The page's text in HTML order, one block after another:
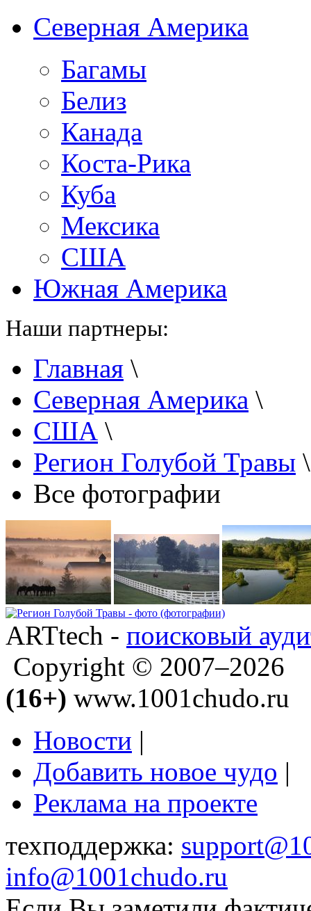
Северная Америка
Багамы
Белиз
Канада
Коста-Рика
Куба
Мексика
США
Южная Америка
Наши партнеры:
Главная \
Северная Америка \
США \
Регион Голубой Травы
Все фотографии
ARTtech - поисковый
Copyright © 2007–2026
(16+) www.1001chudo.ru
Новости |
Добавить новое чудо |
Реклама на проекте
техподдержка:
info@1001chudo.ru